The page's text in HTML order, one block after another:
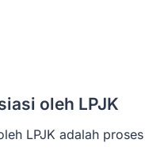
oleh LPJK
LPJK adalah proses